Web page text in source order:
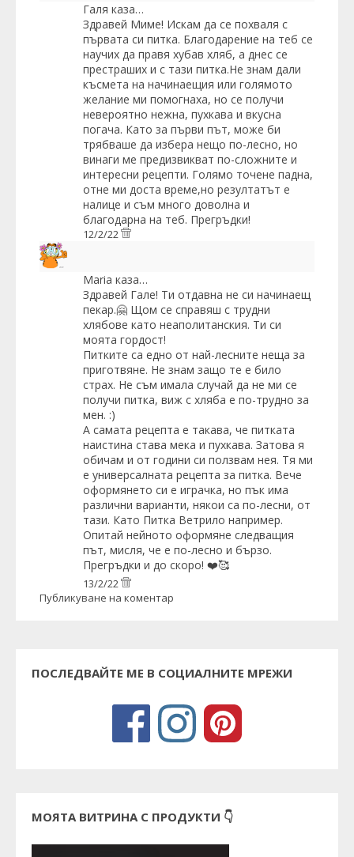
Галя каза…
Здравей Миме! Искам да се похваля с
първата си питка. Благодарение на теб се
научих да правя хубав хляб, а днес се
престраших и с тази питка.Не знам дали
късмета на начинаещия или голямото
желание ми помогнаха, но се получи
невероятно нежна, пухкава и вкусна
погача. Като за първи път, може би
трябваше да избера нещо по-лесно, но
винаги ме предизвикват по-сложните и
интересни рецепти. Голямо точене падна,
отне ми доста време,но резултатът е
налице и съм много доволна и
благодарна на теб. Прегръдки!
12/2/22
Maria каза…
Здравей Гале! Ти отдавна не си начинаещ
пекар.🤗 Щом се справяш с трудни
хлябове като неаполитанския. Ти си
моята гордост!
Питките са едно от най-лесните неща за
приготвяне. Не знам защо те е било
страх. Не съм имала случай да не ми се
получи питка, виж с хляба е по-трудно за
мен. :)
А самата рецепта е такава, че питката
наистина става мека и пухкава. Затова я
обичам и от години си ползвам нея. Тя ми
е универсалната рецепта за питка. Вече
оформянето си е играчка, но пък има
различни варианти, някои са по-лесни, от
тази. Като Питка Ветрило например.
Опитай нейното оформяне следващия
път, мисля, че е по-лесно и бързо.
Прегръдки и до скоро! ❤️🥰
13/2/22
Публикуване на коментар
ПОСЛЕДВАЙТЕ МЕ В СОЦИАЛНИТЕ МРЕЖИ
МОЯТА ВИТРИНА С ПРОДУКТИ 👇